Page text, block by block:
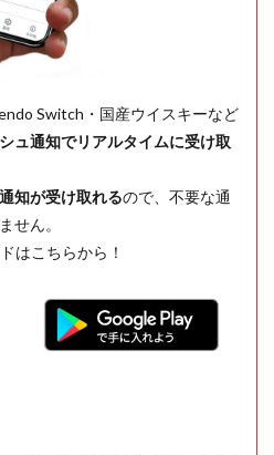
Switch・国産ウイスキーなど
ュ通知でリアルタイムに受け取
知が受け取れるので、不要な通
せん。
はこちらから！